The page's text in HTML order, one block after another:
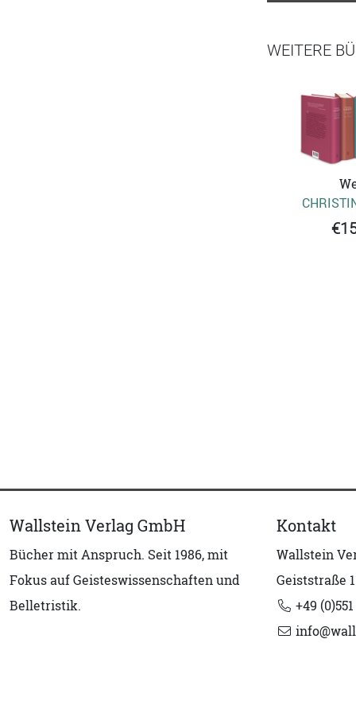
WEITERE
Wallstein Verlag GmbH
Bücher mit Anspruch. Seit 1986, mit
Fokus auf Geisteswissenschaften und
Belletristik.
Kontakt
Wallstein
Geiststraße
+49